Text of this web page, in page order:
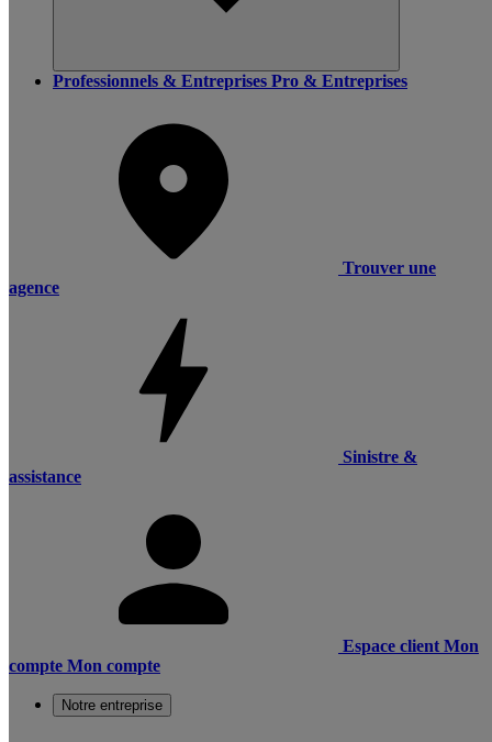
Professionnels & Entreprises Pro & Entreprises
Trouver une
agence
Sinistre &
assistance
Espace client Mon
compte Mon compte
Notre entreprise